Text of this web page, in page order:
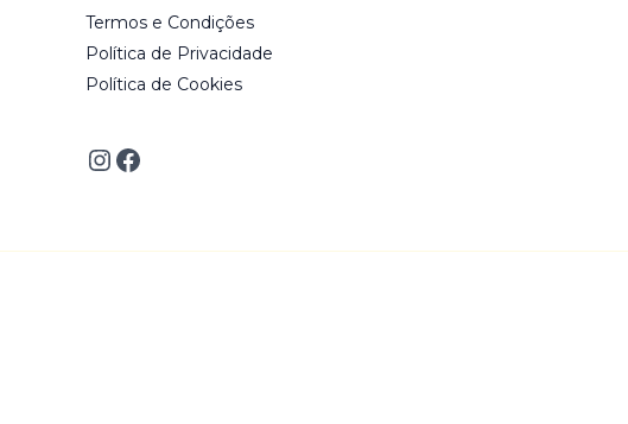
Termos e Condições
Política de Privacidade
Política de Cookies